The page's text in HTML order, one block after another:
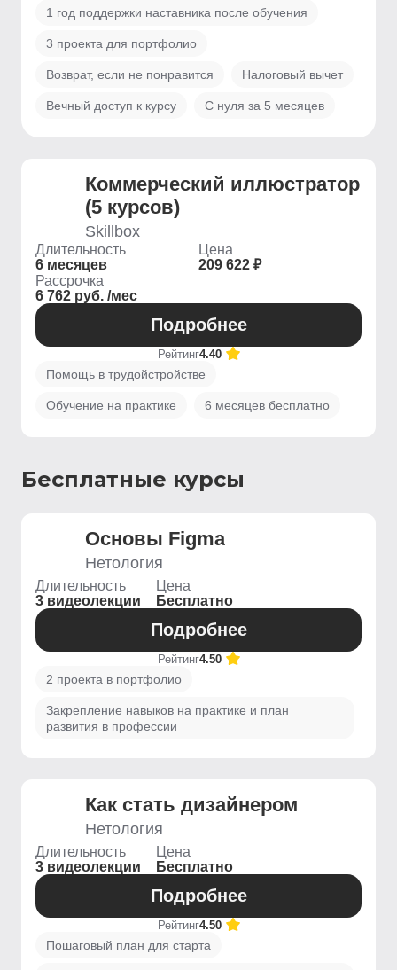
1 год поддержки наставника после обучения
3 проекта для портфолио
Возврат, если не понравится Налоговый вычет
Вечный доступ к курсу С нуля за 5 месяцев
Коммерческий иллюстратор
(5 курсов)
Skillbox
Длительность
6 месяцев
Цена
209 622 ₽
Рассрочка
6 762 руб. /мес
Подробнее
Рейтинг4.40
Помощь в трудойстройстве
Обучение на практике 6 месяцев бесплатно
Бесплатные курсы
Основы Figma
Нетология
Длительность
3 видеолекции
Цена
Бесплатно
Подробнее
Рейтинг4.50
2 проекта в портфолио
Закрепление навыков на практике и план
развития в профессии
Как стать дизайнером
Нетология
Длительность
3 видеолекции
Цена
Бесплатно
Подробнее
Рейтинг4.50
Пошаговый план для старта